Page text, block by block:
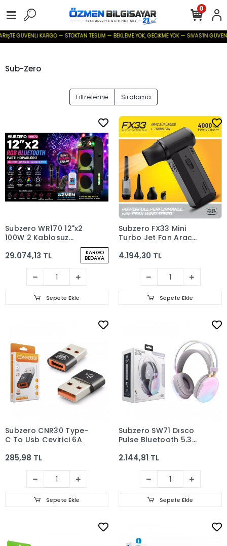
GÜVENLİ KARGO — STOKTAN TESLİM — BEKLEME YOK, GECİKME YOK — SİVAS'IN
0
Sub-Zero
Filtreleme Sıralama
Subzero WR170 12"x2
100W 2 Kablosuz
Mikrofonlu Kumandalı
Baloncuk Çıkartan
RGB Bluetooth/Usb/Sd
Müzik Kutusu
29.074,13 TL KARGO
BEDAVA
Sepete Ekle
Subzero FX33 Mini
Turbo Jet Fan Araç
4.194,30 TL
Sepete Ekle
Subzero CNR30 Type-
C To Usb Çevirici 6A
285,98 TL
Sepete Ekle
Subzero SW71 Dısco
Pulse Bluetooth 5.3
Kulaklık
2.144,81 TL
Sepete Ekle